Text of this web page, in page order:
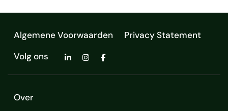
Algemene Voorwaarden
Privacy Statement
Volg ons
Over